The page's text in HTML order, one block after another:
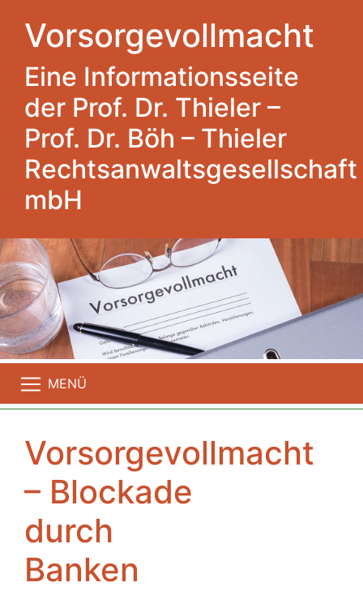
Vorsorgevollmacht
Eine Informationsseite
der Prof. Dr. Thieler –
Prof. Dr. Böh – Thieler
Rechtsanwaltsgesellschaft
mbH
MENÜ
Vorsorgevollmacht
– Blockade
durch
Banken